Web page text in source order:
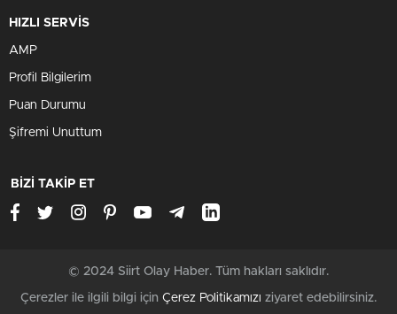
HIZLI SERVİS
AMP
Profil Bilgilerim
Puan Durumu
Şifremi Unuttum
BİZİ TAKİP ET
© 2024 Siirt Olay Haber. Tüm hakları saklıdır.
Çerezler ile ilgili bilgi için Çerez Politikamızı ziyaret edebilirsiniz.